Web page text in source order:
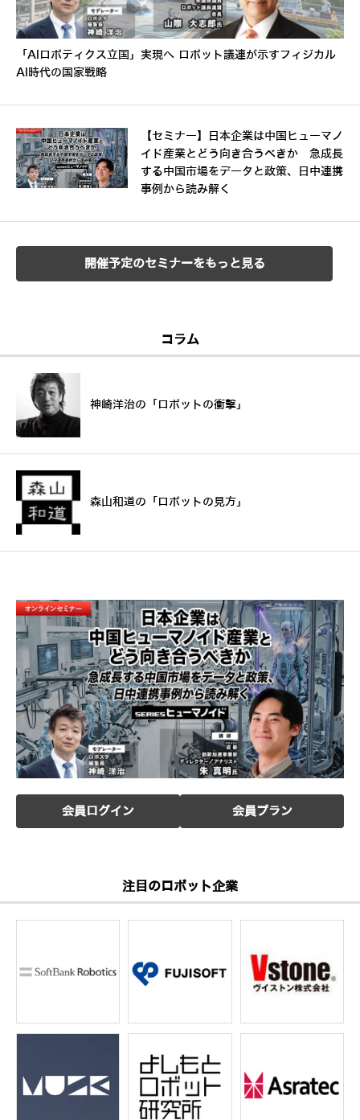
「AIロボティクス立国」実現へ ロボット議連が示すフィジカル
AI時代の国家戦略
【セミナー】日本企業は中国ヒューマノ
イド産業とどう向き合うべきか 急成長
する中国市場をデータと政策、日中連携
事例から読み解く
開催予定のセミナーをもっと見る
コラム
神崎洋治の「ロボットの衝撃」
森山和道の「ロボットの見方」
会員ログイン 会員プラン
注目のロボット企業